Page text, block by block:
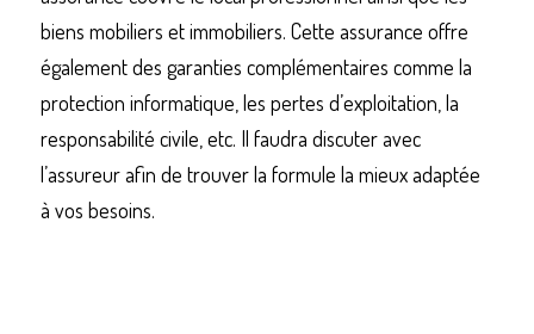
biens mobiliers et immobiliers. Cette assurance offre
également des garanties complémentaires comme la
protection informatique, les pertes d’exploitation, la
responsabilité civile, etc. Il faudra discuter avec
l’assureur afin de trouver la formule la mieux adaptée
à vos besoins.